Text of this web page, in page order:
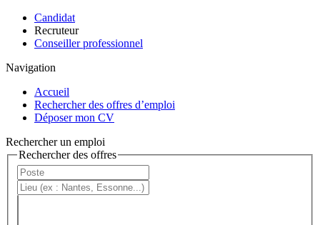
Candidat
Recruteur
Conseiller professionnel
Navigation
Accueil
Rechercher des offres d’emploi
Déposer mon CV
Rechercher un emploi
Rechercher des offres